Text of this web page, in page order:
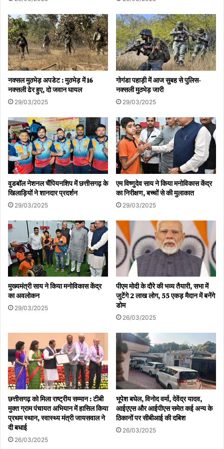
राज्य शासन की प्राथमिकता वाली योजनाओं की समीक्षा
नक्सल मुठभेड़ अपडेट : मुठभेड़ में 16
नक्सली ढेर हुए, दो जवान घायल
29/03/2025
गोगंडा पहाड़ी में आज सुबह से पुलिस-
नक्सली मुठभेड़ जारी
29/03/2025
वुडबॉल नेशनल चैंपियनशिप में छत्तीसगढ़ के
खिलाड़ियों ने शानदार प्रदर्शन
29/03/2025
एम विष्णुदेव साय ने किया मनोविकास केंद्र
का निरीक्षण, बच्चों से की मुलाकात
29/03/2025
मुख्यमंत्री साय ने किया मनोविकास केंद्र
का अवलोकन
29/03/2025
पीएम मोदी के दौरे की भव्य तैयारी, सभा में
जुटेंगे 2 लाख लोग, 55 एकड़ मैदान में बनेंगे
डोम
26/03/2025
छत्तीसगढ़ को मिला राष्ट्रीय सम्मान : टीबी
मुक्त ग्राम पंचायत अभियान में हासिल किया
प्रथम स्थान, स्वास्थ्य मंत्री जायसवाल ने
दी बधाई
26/03/2025
भूपेश बघेल, विनोद वर्मा, देवेंद्र यादव,
आईएएस और आईपीएस समेत कई अन्य के
ठिकानों पर सीबीआई की दबिश
26/03/2025